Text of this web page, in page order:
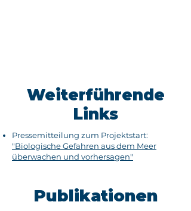
Weiterführende
Links
Pressemitteilung zum Projektstart:
"Biologische Gefahren aus dem Meer
überwachen und vorhersagen"
Publikationen